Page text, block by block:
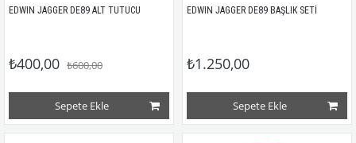
EDWIN JAGGER DE89 ALT TUTUCU
₺400,00 ₺600,00
Sepete Ekle
EDWIN JAGGER DE89 BAŞLIK SETİ
₺1.250,00
Sepete Ekle